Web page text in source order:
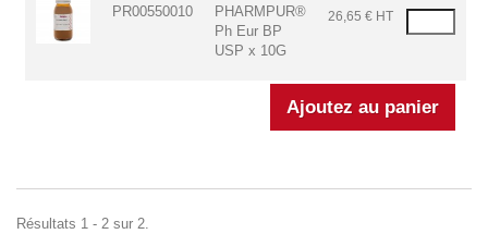
PR00550010
PHARMPUR®
Ph Eur BP
USP x 10G
26,65 € HT
Résultats 1 - 2 sur 2.